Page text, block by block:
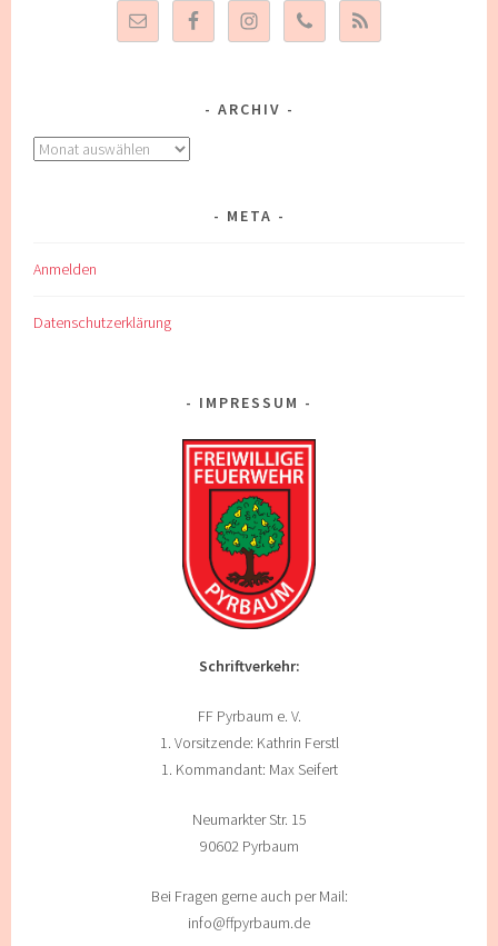
ARCHIV
Archiv
META
Anmelden
Datenschutzerklärung
IMPRESSUM
Schriftverkehr:
FF Pyrbaum e. V.
1. Vorsitzende: Kathrin Ferstl
1. Kommandant: Max Seifert
Neumarkter Str. 15
90602 Pyrbaum
Bei Fragen gerne auch per Mail:
info@ffpyrbaum.de